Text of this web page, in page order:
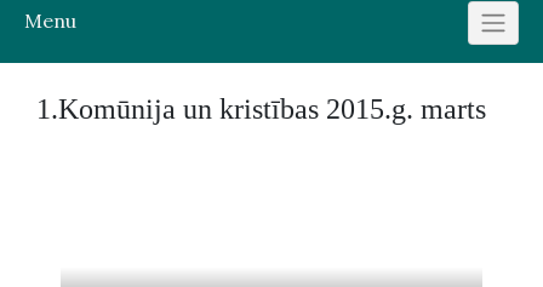
Menu
1.Komūnija un kristības 2015.g. marts